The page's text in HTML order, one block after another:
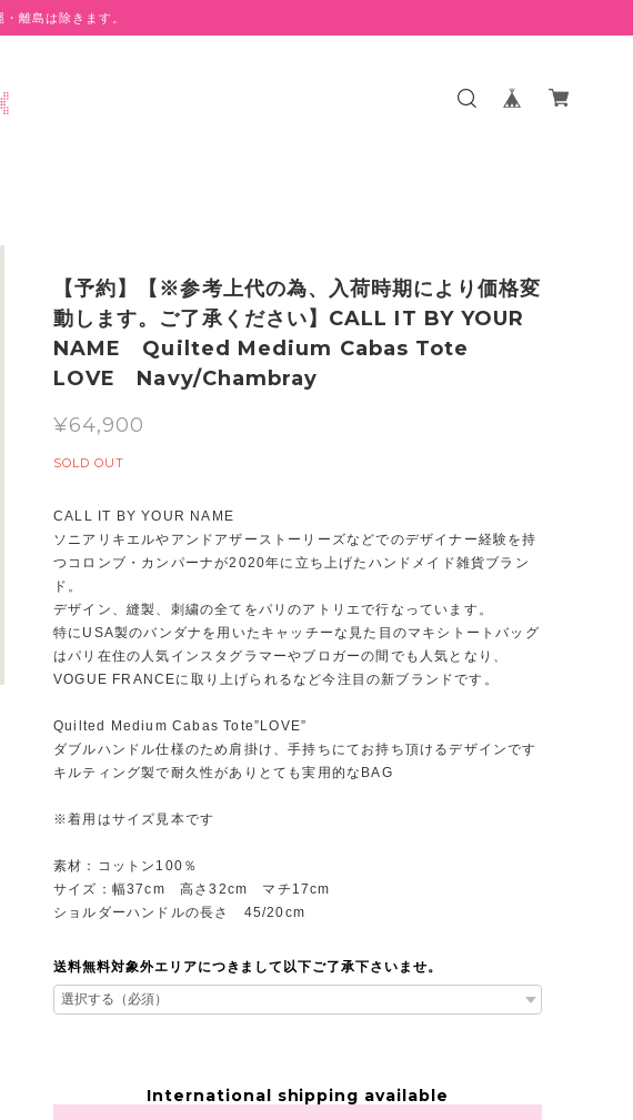
離島は除きます。
【予約】【※参考上代の為、入荷時期により価格変
動します。ご了承ください】CALL IT BY YOUR
NAME Quilted Medium Cabas Tote
LOVE Navy/Chambray
¥64,900
SOLD OUT
CALL IT BY YOUR NAME
ソニアリキエルやアンドアザーストーリーズなどでのデザイナー経験を持
つコロンブ・カンパーナが2020年に立ち上げたハンドメイド雑貨ブラン
ド。
デザイン、縫製、刺繍の全てをパリのアトリエで行なっています。
特にUSA製のバンダナを用いたキャッチーな見た目のマキシトートバッグ
はパリ在住の人気インスタグラマーやブロガーの間でも人気となり、
VOGUE FRANCEに取り上げられるなど今注目の新ブランドです。
Quilted Medium Cabas Tote”LOVE”
ダブルハンドル仕様のため肩掛け、手持ちにてお持ち頂けるデザインです
キルティング製で耐久性がありとても実用的なBAG
※着用はサイズ見本です
素材：コットン100％
サイズ：幅37cm 高さ32cm マチ17cm
ショルダーハンドルの長さ 45/20cm
送料無料対象外エリアにつきまして以下ご了承下さいませ。
International shipping available